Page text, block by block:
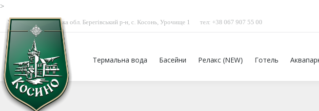
>
Україна, Закарпатська обл. Берегівський р-н, с. Косонь, Урочище 1 тел: +38 067 907 55 00
Термальна вода Басейни Релакс (NEW) Готель